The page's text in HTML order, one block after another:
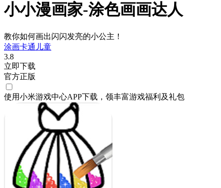
小小漫画家-涂色画画达人
教你如何画出闪闪发亮的小公主！
涂画卡通 儿童
3.8
立即下载
官方正版
使用小米游戏中心APP下载 ，领丰富游戏福利 及礼包